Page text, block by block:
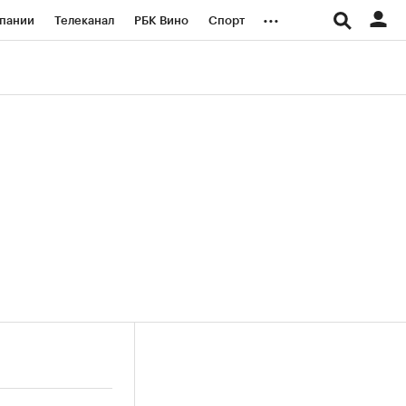
Телеканал РБК Вино Спорт ...